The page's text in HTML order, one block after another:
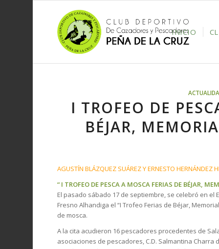
INICIO
I TROFEO DE
BÉJAR,
AGUSTÍN BLÁZQUEZ SUÁREZ Y ERNESTO HERNÁNDEZ
“ I TROFEO DE PESCA A MOSCA FERIAS DE BÉJAR,
El pasado sábado 17 de septiembre, se celebró en el
Fresno Alhandiga el “I Trofeo Ferias de Béjar,
de mosca.
A la cita acudieron 16 pescadores procedentes de
asociaciones de pescadores, C.D. Salmantina Charra